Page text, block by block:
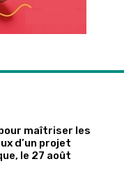
maîtriser les
d’un projet
le 27 août